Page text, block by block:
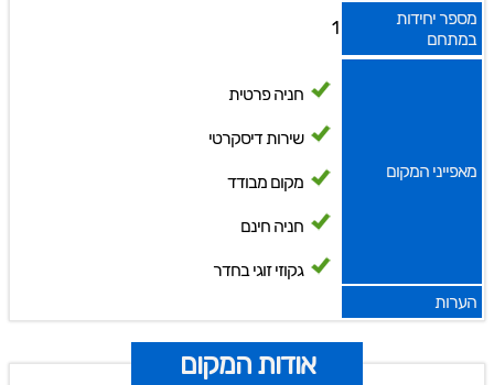
מספר יחידות
במתחם
1
מאפייני המקום
חניה פרטית
שירות דיסקרטי
מקום מבודד
חניה חינם
גקוזי זוגי בחדר
הערות
אודות המקום